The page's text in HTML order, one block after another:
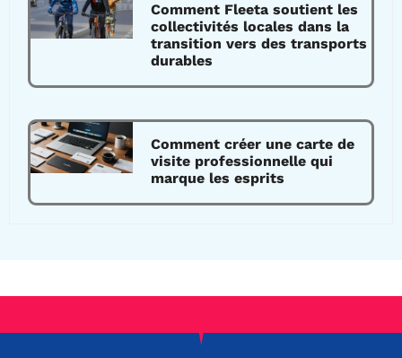
Comment Fleeta soutient les
collectivités locales dans la
transition vers des transports
durables
Comment créer une carte de
visite professionnelle qui
marque les esprits